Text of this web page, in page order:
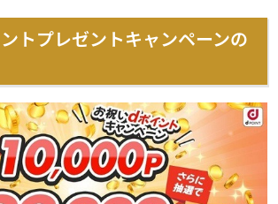
トプレゼントキャンペーンの